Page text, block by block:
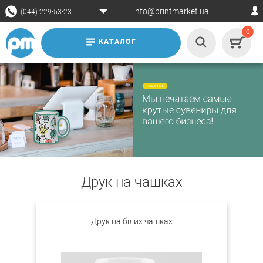
(044) 229-53-23 info@printmarket.ua
КАТАЛОГ
0
Друк на чашках
Друк на білих чашках